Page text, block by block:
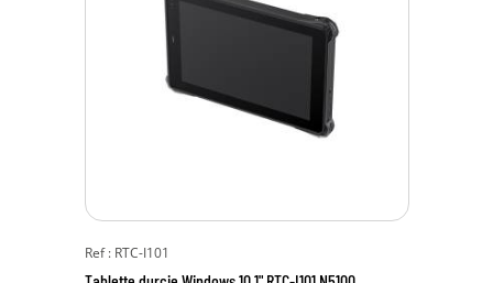
Ref : RTC-I101